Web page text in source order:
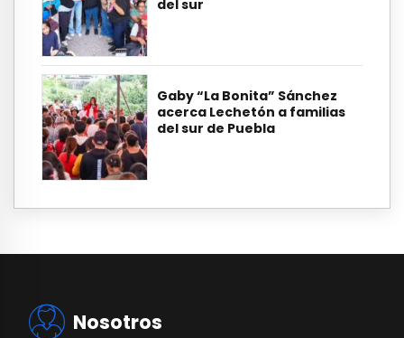
del sur
Gaby “La Bonita” Sánchez
acerca Lechetón a familias
del sur de Puebla
Nosotros